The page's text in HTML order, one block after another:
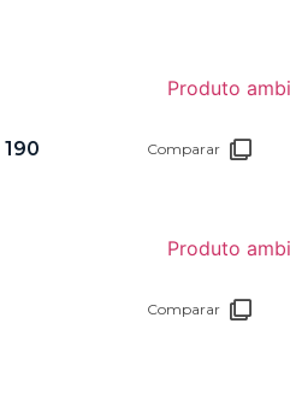
190 Comparar
Comparar